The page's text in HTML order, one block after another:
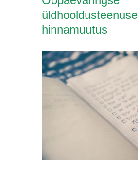
üldhooldusteenuse
hinnamuutus